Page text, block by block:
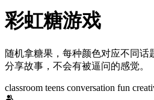
彩虹糖游戏
随机拿糖果，每种颜色对应不同话
分享故事，不会有被逼问的感觉。
classroom teens conversation fun